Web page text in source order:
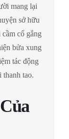
mang lại
sở hữu
cố gắng
bửa xung
tác động
thanh tao.